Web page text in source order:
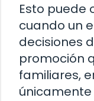
Esto puede
cuando un
decisiones
promoción
familiares,